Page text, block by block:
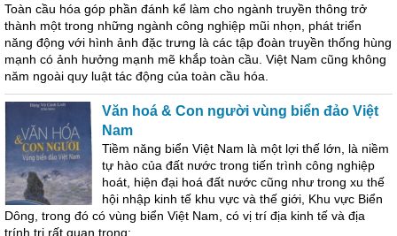
Toàn cầu hóa góp phần đánh kể làm cho ngành truyền thông trở
thành một trong những ngành công nghiệp mũi nhọn, phát triển
năng động với hình ảnh đặc trưng là các tập đoàn truyền thống hùng
mạnh có ảnh hưởng mạnh mẽ khắp toàn cầu. Việt Nam cũng không
năm ngoài quy luật tác động của toàn cầu hóa.
Văn hoá & Con người vùng biển đảo Việt
Nam
Tiềm năng biển Việt Nam là một lợi thế lớn, là niềm
tự hào của đất nước trong tiến trình công nghiệp
hoát, hiện đại hoá đất nước cũng như trong xu thế
hội nhập kinh tế khu vực và thế giới, Khu vực Biển
Dông, trong đó có vùng biển Việt Nam, có vị trí địa kinh tế và địa
trính trị rất quan trong;